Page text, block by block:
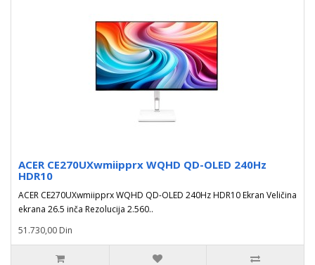
ACER CE270UXwmiipprx WQHD QD-OLED 240Hz
HDR10
ACER CE270UXwmiipprx WQHD QD-OLED 240Hz HDR10 Ekran Veličina
ekrana 26.5 inča Rezolucija 2.560..
51.730,00 Din